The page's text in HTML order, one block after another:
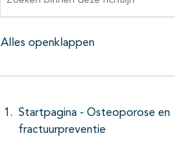
Alles openklappen
Startpagina - Osteoporose en
fractuurpreventie